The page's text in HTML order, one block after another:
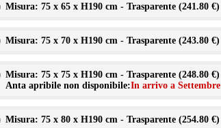
Misura: 75 x 65 x H190 cm - Trasparente (241.80 €)
Misura: 75 x 70 x H190 cm - Trasparente (243.80 €)
Misura: 75 x 75 x H190 cm - Trasparente (248.80 €)
Anta apribile non disponibile:In arrivo a Settembre
Misura: 75 x 80 x H190 cm - Trasparente (254.80 €)